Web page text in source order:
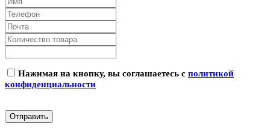
Нажимая на кнопку, вы соглашаетесь с политикой
конфиденциальности